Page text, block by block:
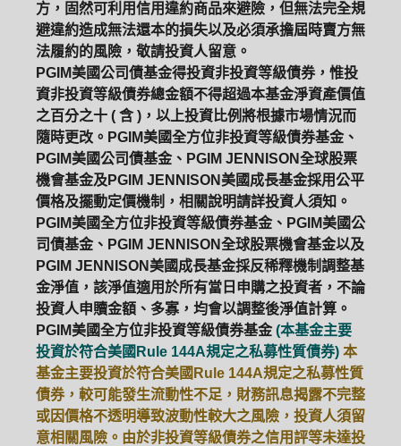
PGIM系列基金 168循環投資
定期(不)定額 高成長基金 月配息
方，固然可利用信用違約商品來避險，但無法完全規
避違約造成無法還本的損失以及必須承擔屆時賣方無
法履約的風險，敬請投資人留意。
PGIM美國公司債基金得投資非投資等級債券，惟投
資非投資等級債券總金額不得超過本基金淨資產價值
之百分之十 ( 含 )，以上投資比例將根據市場情況而
隨時更改。PGIM美國全方位非投資等級債券基金、
PGIM美國公司債基金、PGIM JENNISON全球股票
機會基金及PGIM JENNISON美國成長基金採用公平
價格及擺動定價機制，相關說明請詳投資人須知。
PGIM美國全方位非投資等級債券基金、PGIM美國公
司債基金、PGIM JENNISON全球股票機會基金以及
PGIM JENNISON美國成長基金採反稀釋機制調整基
金淨值，該淨值適用於所有當日申購之投資者，不論
投資人申贖金額、多寡，均會以調整後淨值計算。
PGIM美國全方位非投資等級債券基金 (本基金主要
投資於符合美國Rule 144A規定之私募性質債券) 本
基金主要投資於符合美國Rule 144A規定之私募性質
債券，較可能發生流動性不足，財務訊息揭露不完整
或因價格不透明導致波動性較大之風險，投資人須留
意相關風險。由於非投資等級債券之信用評等未達投